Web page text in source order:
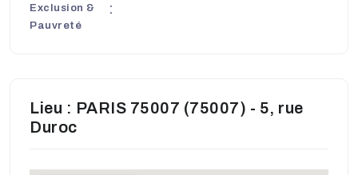
Exclusion &
Pauvreté
Lieu : PARIS 75007 (75007) - 5, rue
Duroc